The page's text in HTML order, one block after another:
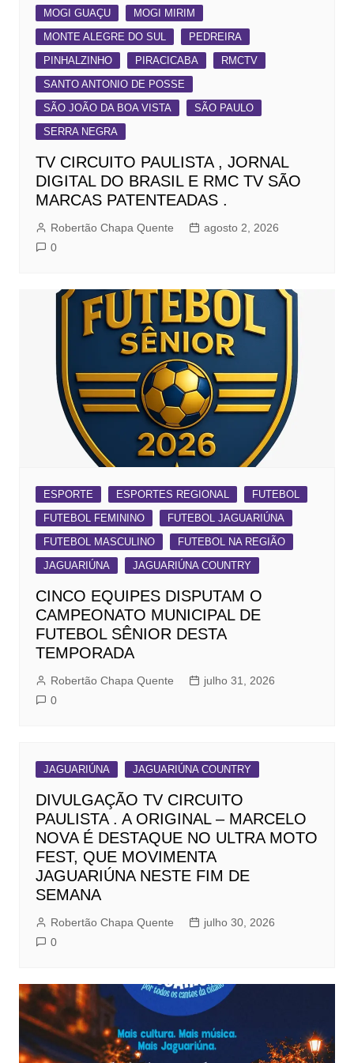
MOGI GUAÇU
MOGI MIRIM
MONTE ALEGRE DO SUL
PEDREIRA
PINHALZINHO
PIRACICABA
RMCTV
SANTO ANTONIO DE POSSE
SÃO JOÃO DA BOA VISTA
SÃO PAULO
SERRA NEGRA
TV CIRCUITO PAULISTA , JORNAL
DIGITAL DO BRASIL E RMC TV SÃO
MARCAS PATENTEADAS .
Robertão Chapa Quente
agosto 2, 2026
0
ESPORTE ESPORTES REGIONAL
FUTEBOL
FUTEBOL FEMININO
FUTEBOL JAGUARIÚNA
FUTEBOL MASCULINO
FUTEBOL NA REGIÃO
JAGUARIÚNA
JAGUARIÚNA COUNTRY
CINCO EQUIPES DISPUTAM O
CAMPEONATO MUNICIPAL DE
FUTEBOL SÊNIOR DESTA
TEMPORADA
Robertão Chapa Quente
julho 31, 2026
0
JAGUARIÚNA JAGUARIÚNA COUNTRY
DIVULGAÇÃO TV CIRCUITO
PAULISTA . A ORIGINAL – MARCELO
NOVA É DESTAQUE NO ULTRA MOTO
FEST, QUE MOVIMENTA
JAGUARIÚNA NESTE FIM DE
SEMANA
Robertão Chapa Quente
julho 30, 2026
0